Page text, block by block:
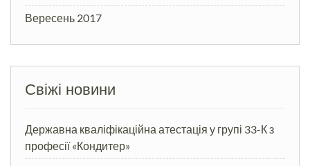
Вересень 2017
Свіжі новини
Державна кваліфікаційна атестація у групі 33-К з
професії «Кондитер»